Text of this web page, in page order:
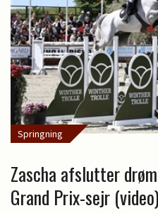
Springning
Zascha afslutter
Grand Prix-sejr (video)